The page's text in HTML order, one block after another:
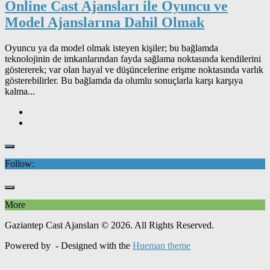
Online Cast Ajansları ile Oyuncu ve
Model Ajanslarına Dahil Olmak
Oyuncu ya da model olmak isteyen kişiler; bu bağlamda
teknolojinin de imkanlarından fayda sağlama noktasında kendilerini
göstererek; var olan hayal ve düşüncelerine erişme noktasında varlık
gösterebilirler. Bu bağlamda da olumlu sonuçlarla karşı karşıya
kalma...
Follow:
More
Gaziantep Cast Ajansları © 2026. All Rights Reserved.
Powered by - Designed with the Hueman theme